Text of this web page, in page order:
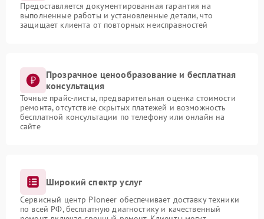
Предоставляется документированная гарантия на
выполненные работы и установленные детали, что
защищает клиента от повторных неисправностей
Прозрачное ценообразование и бесплатная
консультация
Точные прайс-листы, предварительная оценка стоимости
ремонта, отсутствие скрытых платежей и возможность
бесплатной консультации по телефону или онлайн на
сайте
Широкий спектр услуг
Сервисный центр Pioneer обеспечивает доставку техники
по всей РФ, бесплатную диагностику и качественный